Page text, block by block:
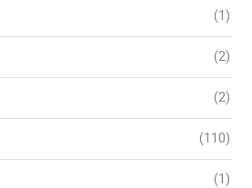
(1)
(2)
(2)
(110)
(1)